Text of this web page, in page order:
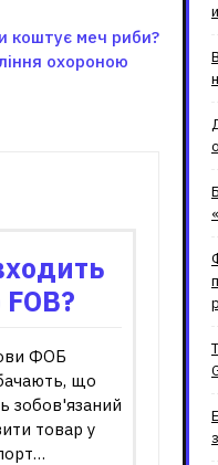
коштує меч риби?
охороною
ФОБ
що
зобов'язаний
товар у